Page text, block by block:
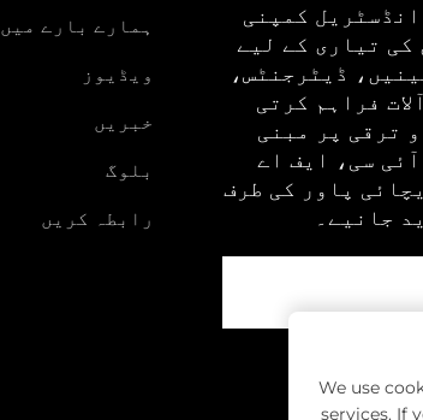
کمپنی
کی تیاری کے لیے
ڈیٹرجنٹس،
فراہم کرتی
ترقی پر مبنی
سی، ایف اے
پاور کی طرف
جانیے۔
ہمارے بارے میں
ویڈیوز
خبریں
بلوگ
رابطہ کریں
We use
services. If